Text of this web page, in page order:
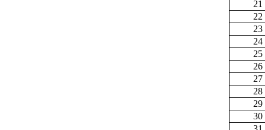
21
22
23
24
25
26
27
28
29
30